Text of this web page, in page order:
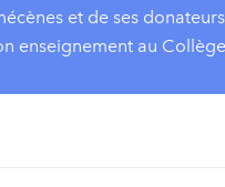
et de ses
enseignement au